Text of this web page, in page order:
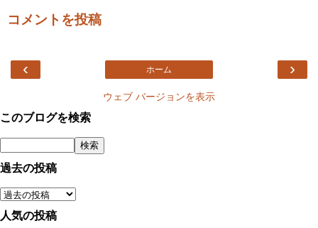
コメントを投稿
‹ ›
ホーム
ウェブ バージョンを表示
このブログを検索
過去の投稿
人気の投稿